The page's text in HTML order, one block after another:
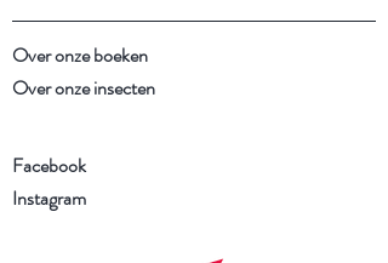
Over onze boeken
Over onze insecten
Facebook
Instagram